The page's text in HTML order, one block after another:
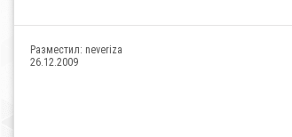
Разместил: neveriza
26.12.2009